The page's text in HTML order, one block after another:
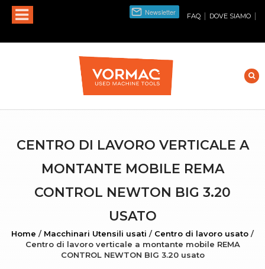
FAQ | DOVE SIAMO |
CENTRO DI LAVORO VERTICALE A
MONTANTE MOBILE REMA
CONTROL NEWTON BIG 3.20
USATO
Home / Macchinari Utensili usati / Centro di lavoro usato /
Centro di lavoro verticale a montante mobile REMA
CONTROL NEWTON BIG 3.20 usato